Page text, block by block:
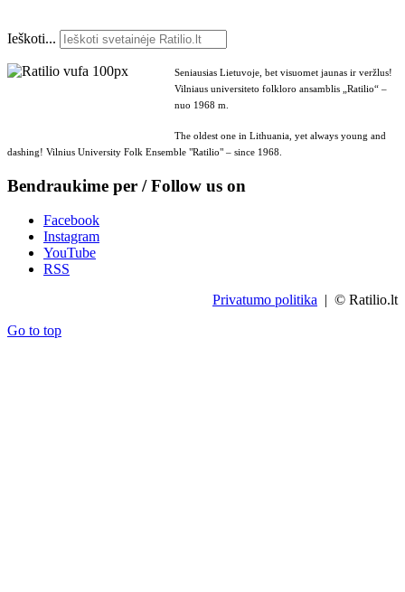
Ieškoti...
Seniausias Lietuvoje, bet visuomet jaunas ir veržlus!
Vilniaus universiteto folkloro ansamblis „Ratilio“ –
nuo 1968 m.
The oldest one in Lithuania, yet always young and
dashing! Vilnius University Folk Ensemble "Ratilio" – since 1968.
Bendraukime per / Follow us on
Facebook
Instagram
YouTube
RSS
Privatumo politika | © Ratilio.lt
Go to top